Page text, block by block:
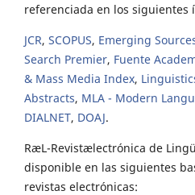
referenciada en los siguientes
JCR, SCOPUS, Emerging
Search Premier, Fuente
& Mass Media Index,
Abstracts, MLA - Modern
DIALNET, DOAJ.
RæL-Revistælectrónica de
disponible en las siguientes
revistas electrónicas: